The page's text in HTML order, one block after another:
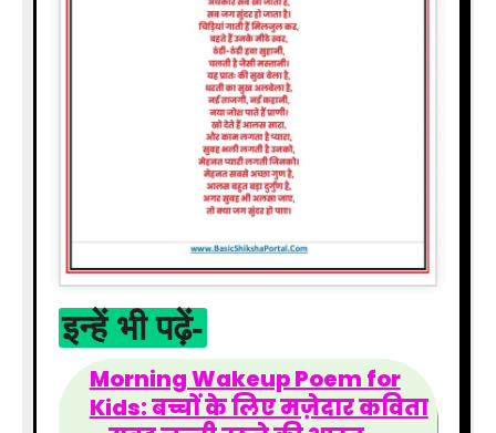
इन्हें भी पढ़ें-
Morning Wakeup Poem for
Kids: बच्चों के लिए मज़ेदार कविता